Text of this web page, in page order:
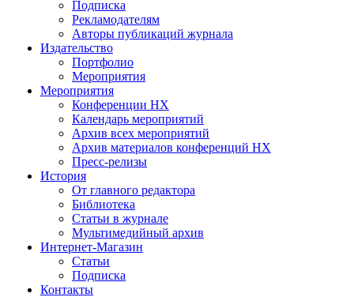
Подписка
Рекламодателям
Авторы публикаций журнала
Издательство
Портфолио
Мероприятия
Мероприятия
Конференции НХ
Календарь мероприятий
Архив всех мероприятий
Архив материалов конференций НХ
Пресс-релизы
История
От главного редактора
Библиотека
Статьи в журнале
Мультимедийный архив
Интернет-Магазин
Статьи
Подписка
Контакты